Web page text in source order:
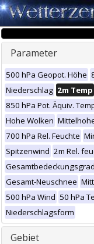
Parameter
500 hPa Geopot. Höhe
Niederschlag 2m Temp
850 hPa Pot. Äquiv.
Hohe Wolken
700 hPa Rel. Feuchte
Spitzenwind 2m Rel.
Gesamtbedeckungsgrad
Gesamt-Neuschnee
500 hPa Wind 50 hPa
Niederschlagsform
Gebiet